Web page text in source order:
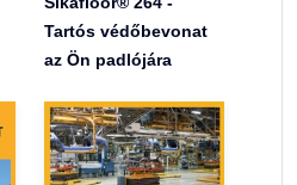
Tartós védőbevonat
az Ön padlójára